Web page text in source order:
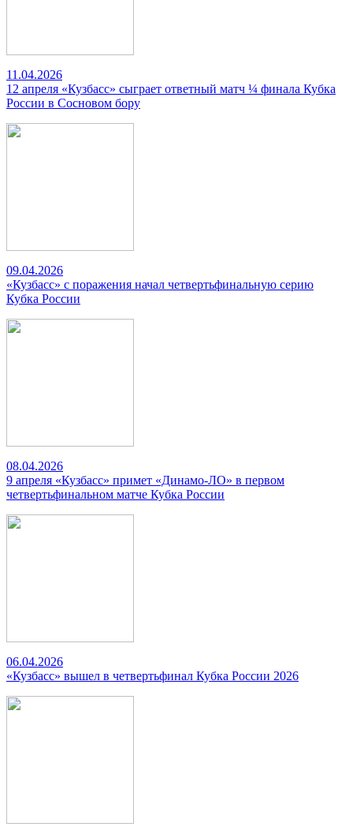
11.04.2026
12 апреля «Кузбасс» сыграет ответный матч ¼ финала Кубка
России в Сосновом бору
09.04.2026
«Кузбасс» с поражения начал четвертьфинальную серию
Кубка России
08.04.2026
9 апреля «Кузбасс» примет «Динамо-ЛО» в первом
четвертьфинальном матче Кубка России
06.04.2026
«Кузбасс» вышел в четвертьфинал Кубка России 2026